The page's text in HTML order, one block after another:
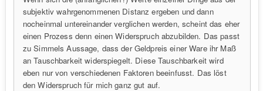
subjektiv wahrgenommenen Distanz ergeben und dann
nocheinmal untereinander verglichen werden, scheint das eher
einen Prozess denn einen Widerspruch abzubilden. Das passt
zu Simmels Aussage, dass der Geldpreis einer Ware ihr Maß
an Tauschbarkeit widerspiegelt. Diese Tauschbarkeit wird
eben nur von verschiedenen Faktoren beeinfusst. Das löst
den Widerspruch für mich ganz gut auf.